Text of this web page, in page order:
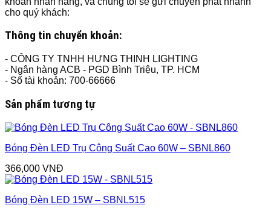
cho quý khách:
Thông tin chuyển khoản:
- CÔNG TY TNHH HƯNG THỊNH LIGHTING
- Ngân hàng ACB - PGD Bình Triệu, TP. HCM
- Số tài khoản: 700-66666
Sản phẩm tương tự
Bóng Đèn LED Trụ Công Suất Cao 60W – SBNL860
366,000 VNĐ
Bóng Đèn LED 15W – SBNL515